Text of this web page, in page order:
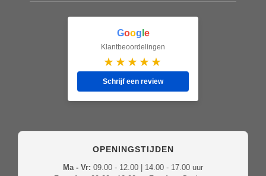
Goog e
Klantbeoordelingen
★★★★★
Schrijf een review
OPENINGSTIJDEN
Ma - Vr: 09.00 - 12.00 | 14.00 - 17.00 uur